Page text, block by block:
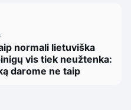
normali lietuviška
vis tiek neužtenka:
darome ne taip